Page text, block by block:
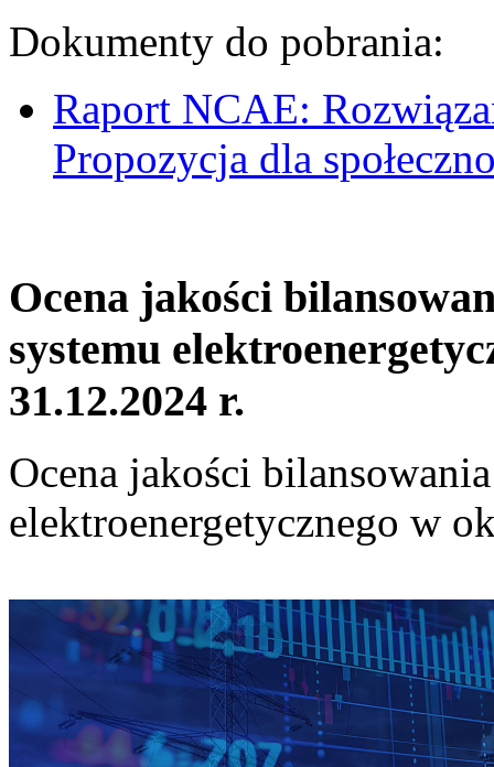
Dokumenty do pobrania:
Raport NCAE:
Propozycja dla
Ocena jakości
systemu
31.12.2024 r.
Ocena jakości
elektroenergetycznego w